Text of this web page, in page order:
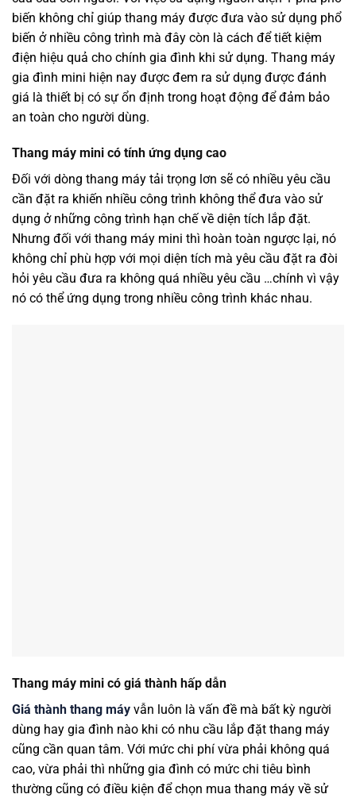
biến không chỉ giúp thang máy được đưa vào sử dụng phổ
biến ở nhiều công trình mà đây còn là cách để tiết kiệm
điện hiệu quả cho chính gia đình khi sử dụng. Thang máy
gia đình mini hiện nay được đem ra sử dụng được đánh
giá là thiết bị có sự ổn định trong hoạt động để đảm bảo
an toàn cho người dùng.
Thang máy mini có tính ứng dụng cao
Đối với dòng thang máy tải trọng lơn sẽ có nhiều yêu cầu
cần đặt ra khiến nhiều công trình không thể đưa vào sử
dụng ở những công trình hạn chế về diện tích lắp đặt.
Nhưng đối với thang máy mini thì hoàn toàn ngược lại, nó
không chỉ phù hợp với mọi diện tích mà yêu cầu đặt ra đòi
hỏi yêu cầu đưa ra không quá nhiều yêu cầu …chính vì vậy
nó có thể ứng dụng trong nhiều công trình khác nhau.
Thang máy mini có giá thành hấp dẫn
Giá thành thang máy vẫn luôn là vấn đề mà bất kỳ người
dùng hay gia đình nào khi có nhu cầu lắp đặt thang máy
cũng cần quan tâm. Với mức chi phí vừa phải không quá
cao, vừa phải thì những gia đình có mức chi tiêu bình
thường cũng có điều kiện để chọn mua thang máy về sử